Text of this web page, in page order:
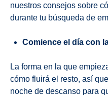
nuestros consejos sobre
durante tu búsqueda de
Comience el día con
La forma en la que
cómo fluirá el resto, así
noche de descanso para